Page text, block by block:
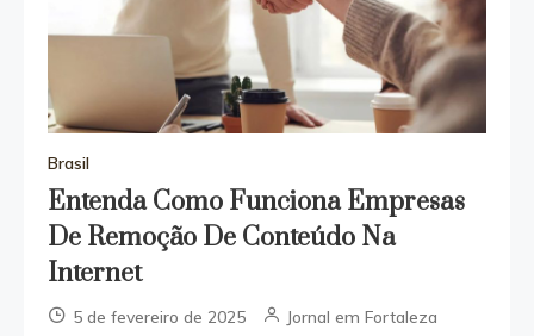
Brasil
Entenda Como Funciona Empresas
De Remoção De Conteúdo Na
Internet
5 de fevereiro de 2025 Jornal em Fortaleza